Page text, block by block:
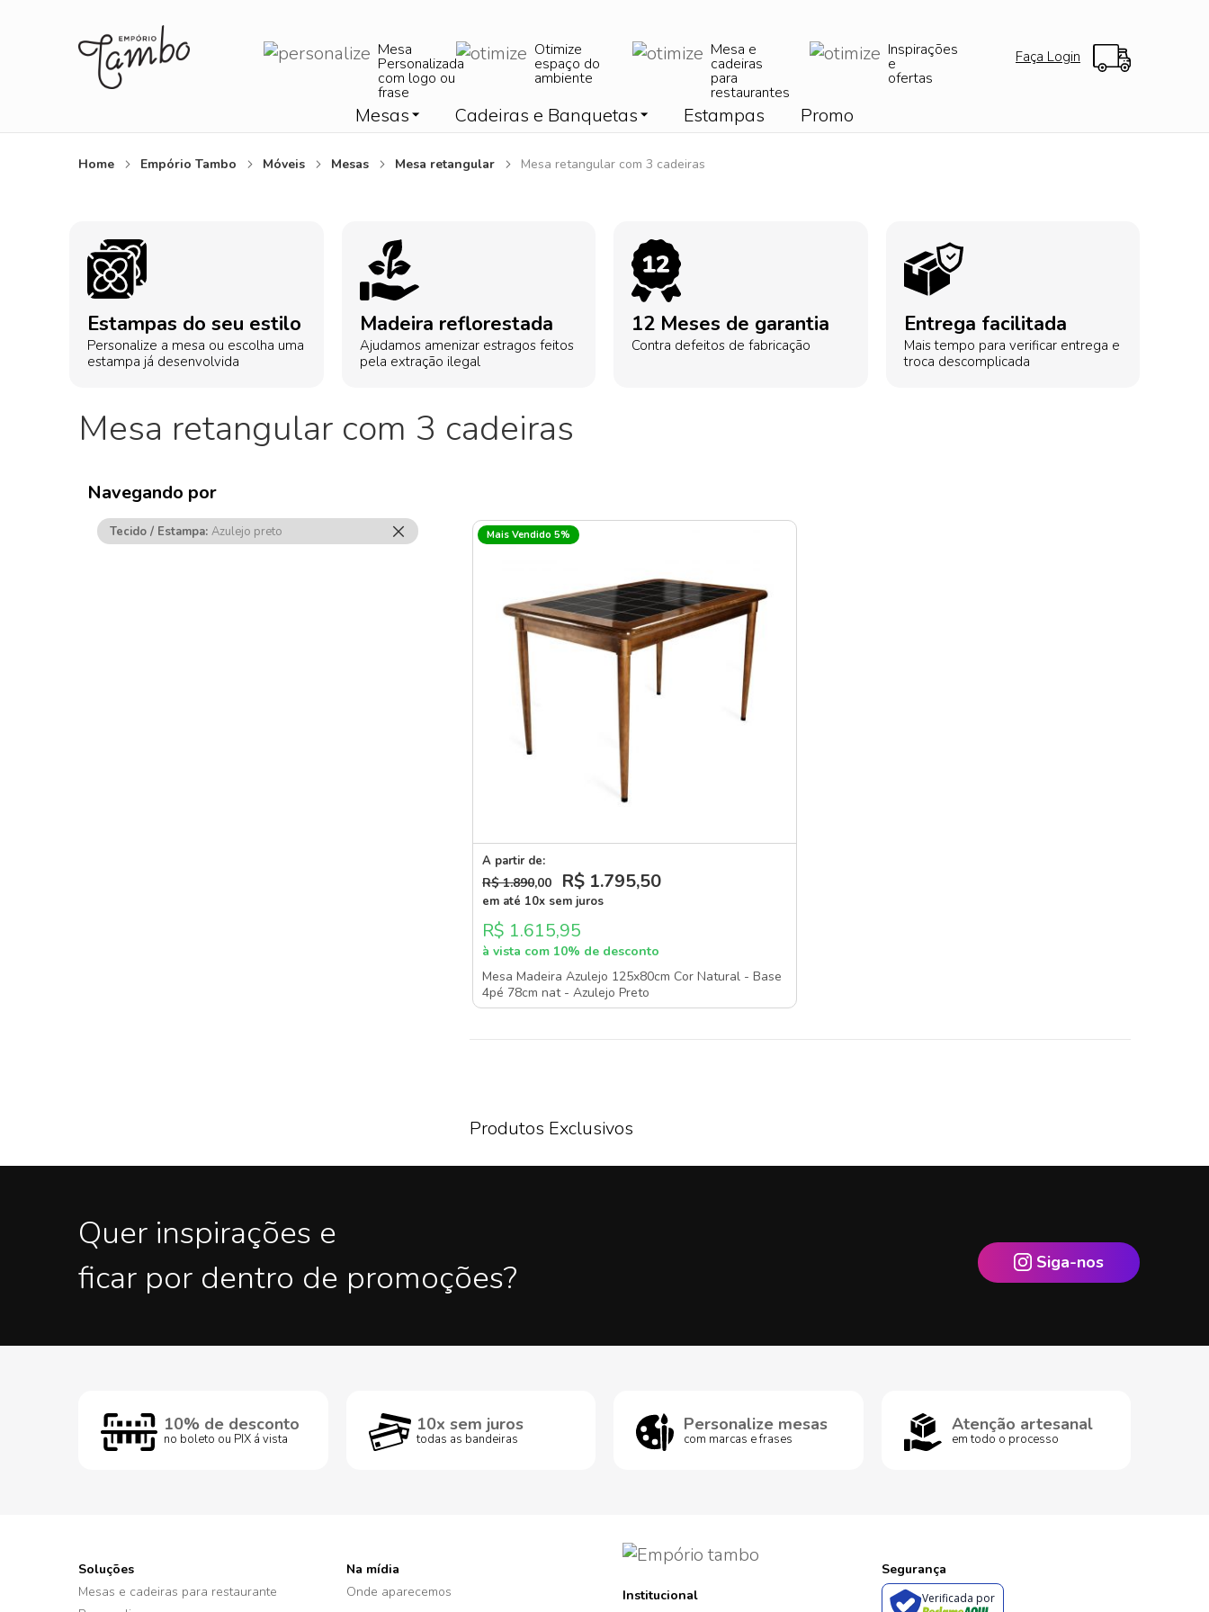
Mesa
Personalizada
com logo ou
frase
Otimize
espaço do
ambiente
Mesa e
cadeiras
para
restaurantes
Inspirações
e
ofertas
Faça Login
Mesas Cadeiras e Banquetas Estampas Promo
Home Empório Tambo Móveis Mesas Mesa retangular Mesa retangular com 3 cadeiras
Estampas do seu estilo
Personalize a mesa ou escolha uma
estampa já desenvolvida
Madeira reflorestada
Ajudamos amenizar estragos feitos
pela extração ilegal
12 Meses de garantia
Contra defeitos de fabricação
Entrega facilitada
Mais tempo para verificar entrega e
troca descomplicada
Mesa retangular com 3 cadeiras
Mais Vendido 5%
A partir de:
R$ 1.890,00 R$ 1.795,50
em até 10x sem juros
R$ 1.615,95
à vista com 10% de desconto
Mesa Madeira Azulejo 125x80cm Cor Natural - Base
4pé 78cm nat - Azulejo Preto
Produtos Exclusivos
Navegando por
Tecido / Estampa Azulejo preto
Remover
Esse
Quer inspirações e
ficar por dentro de promoções?
Siga-nos
10% de desconto
no boleto ou PIX á vista
10x sem juros
todas as bandeiras
Personalize mesas
com marcas e frases
Atenção artesanal
em todo o processo
Soluções
Mesas e cadeiras para restaurante
Na mídia
Onde aparecemos
Institucional
Segurança
Verificada por